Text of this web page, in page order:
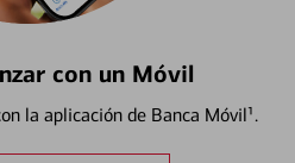
con un Móvil
la aplicación de Banca Móvil¹.